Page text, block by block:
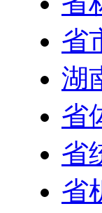
省
湖
省
省
省